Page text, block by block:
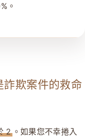
。
欺案件的救命
2。如果您不幸捲入